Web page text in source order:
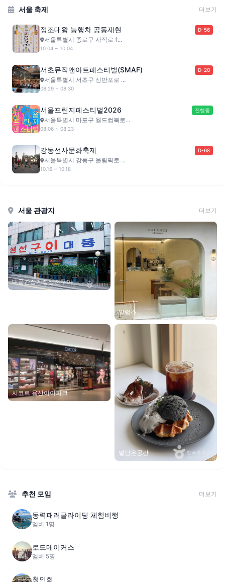
서울 축제 더보기
정조대왕 능행차 공동재현 D-56
서울특별시 종로구 사직로 1...
10.04 ~ 10.04
서초뮤직앤아트페스티벌(SMAF) D-20
서울특별시 서초구 신반포로 ...
08.29 ~ 08.30
서울프린지페스티벌2026 진행중
서울특별시 마포구 월드컵북로...
08.06 ~ 08.23
강동선사문화축제 D-68
서울특별시 강동구 올림픽로 ...
10.16 ~ 10.18
서울 관광지 더보기
대풍간장게장생선구이
발렁스
시코르 용산아이파크
널담은공간
추천 모임 더보기
동력패러글라이딩 체험비행
멤버 1명
로드메이커스
멤버 5명
청인회